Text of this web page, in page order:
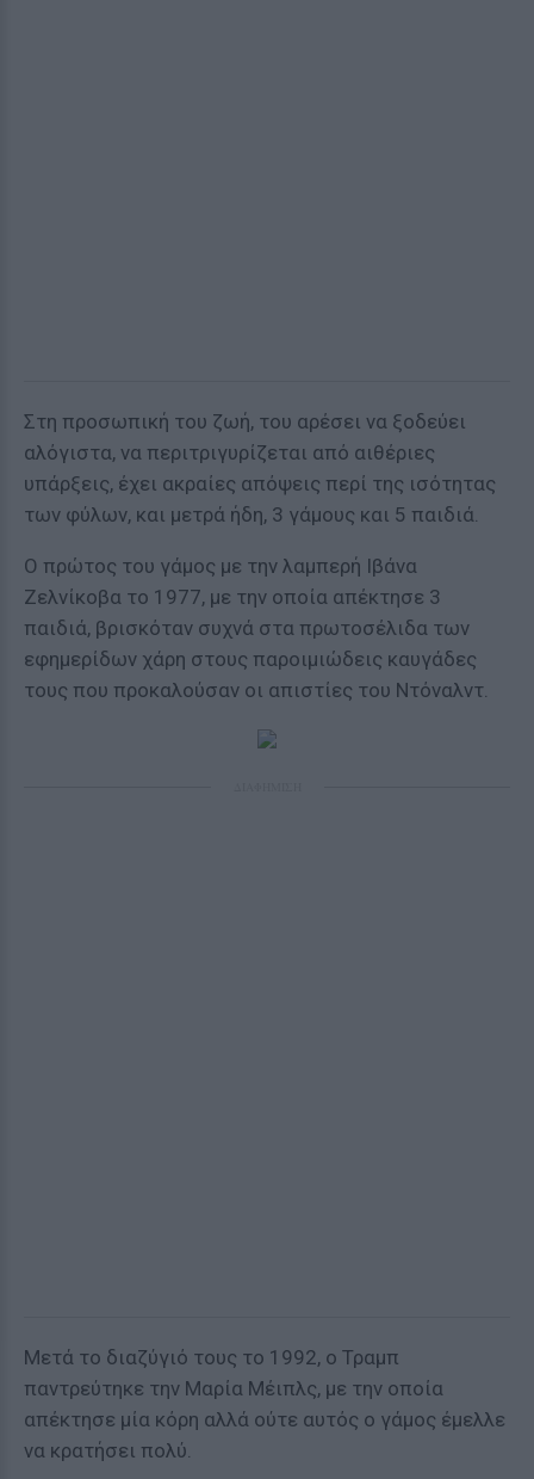
Στη προσωπική του ζωή, του αρέσει να ξοδεύει
αλόγιστα, να περιτριγυρίζεται από αιθέριες
υπάρξεις, έχει ακραίες απόψεις περί της ισότητας
των φύλων, και μετρά ήδη, 3 γάμους και 5 παιδιά.
Ο πρώτος του γάμος με την λαμπερή Ιβάνα
Ζελνίκοβα το 1977, με την οποία απέκτησε 3
παιδιά, βρισκόταν συχνά στα πρωτοσέλιδα των
εφημερίδων χάρη στους παροιμιώδεις καυγάδες
τους που προκαλούσαν οι απιστίες του Ντόναλντ.
Μετά το διαζύγιό τους το 1992, ο Τραμπ
παντρεύτηκε την Μαρία Μέιπλς, με την οποία
απέκτησε μία κόρη αλλά ούτε αυτός ο γάμος έμελλε
να κρατήσει πολύ.